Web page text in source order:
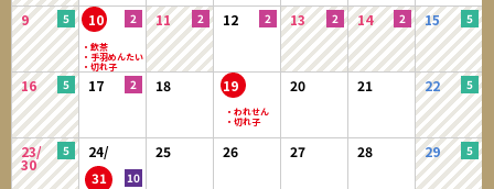
9 10 11 12 13 14 15
16 17 18 19 20 21 22
23/
30
24/
31
25 26 27 28 29